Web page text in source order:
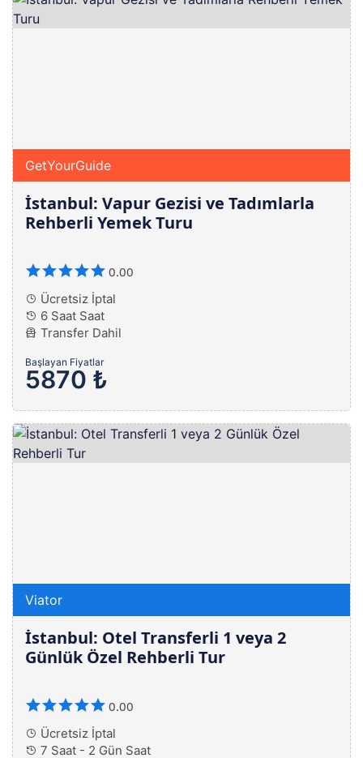
GetYourGuide
İstanbul: Vapur Gezisi ve Tadımlarla
Rehberli Yemek Turu
0.00
Ücretsiz İptal
6 Saat Saat
Transfer Dahil
Başlayan Fiyatlar
5870 ₺
Viator
İstanbul: Otel Transferli 1 veya 2
Günlük Özel Rehberli Tur
0.00
Ücretsiz İptal
7 Saat - 2 Gün Saat